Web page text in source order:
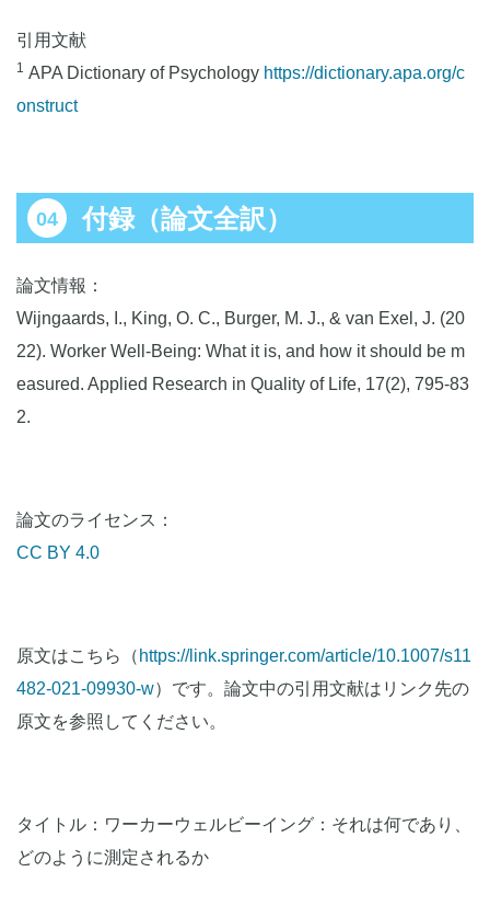
引用文献
1 APA Dictionary of Psychology https://dictionary.apa.org/c
onstruct
付録（論文全訳）
論文情報：
Wijngaards, I., King, O. C., Burger, M. J., & van Exel, J. (20
22). Worker Well-Being: What it is, and how it should be m
easured. Applied Research in Quality of Life, 17(2), 795-83
2.
論文のライセンス：
CC BY 4.0
原文はこちら（ https://link.springer.com/article/10.1007/s11
482-021-09930-w）です。論文中の引用文献はリンク先の
原文を参照してください。
タイトル：ワーカーウェルビーイング：それは何であり、
どのように測定されるか